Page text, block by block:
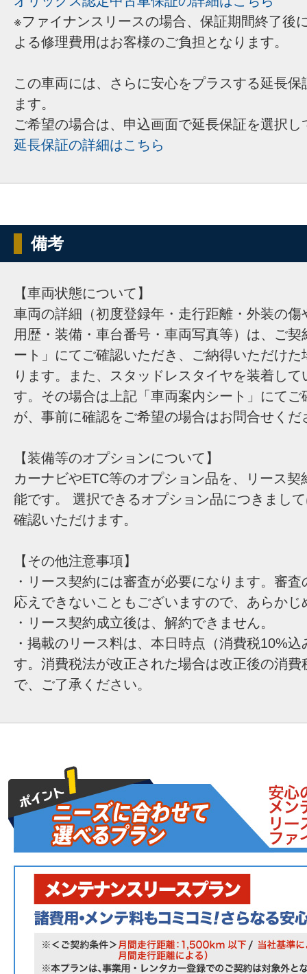
※ファイナンスリースの場合、保証期間終了後
よる修理費用はお客様のご負担となります。
この車両には、さらに安心をプラスする延長
ます。
ご希望の場合は、申込画面で延長保証を選択し
延長保証の詳細はこちら
備考
【車両状態について】
車両の詳細（初度登録年・走行距離・外装の傷
用歴・装備・車台番号・車両写真等）は、ご
ート」にてご確認いただき、ご納得いただけ
ります。また、スタッドレスタイヤを装着し
す。その場合は上記「車両案内シート」にてご
が、事前に確認をご希望の場合はお問合せくだ
【装備等のオプションについて】
カーナビやETC等のオプション品を、リース契
能です。 選択できるオプション品につきまし
確認いただけます。
【その他注意事項】
・リース契約には審査が必要になります。審
応えできないこともございますので、あらか
・リース契約成立後は、解約できません。
・掲載のリース料は、本日時点（消費税10%
す。消費税法が改正された場合は改正後の消費
で、ご了承ください。